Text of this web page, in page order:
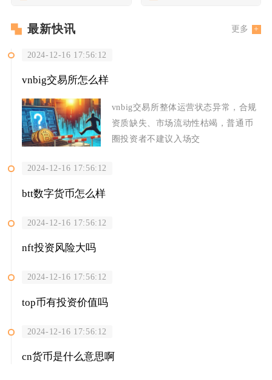
最新快讯 更多
2024-12-16 17:56:12
vnbig交易所怎么样
vnbig交易所整体运营状态异常，合规
资质缺失、市场流动性枯竭，普通币
圈投资者不建议入场交
2024-12-16 17:56:12
btt数字货币怎么样
2024-12-16 17:56:12
nft投资风险大吗
2024-12-16 17:56:12
top币有投资价值吗
2024-12-16 17:56:12
cn货币是什么意思啊